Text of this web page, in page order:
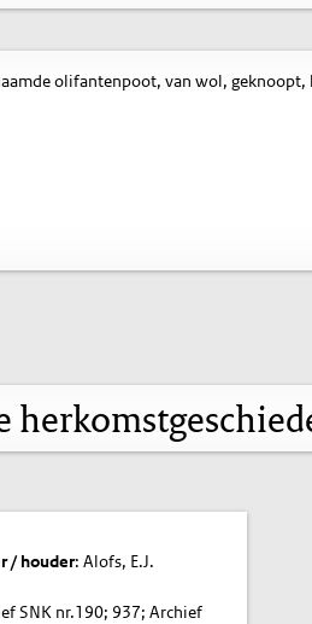
olifantenpoot, van wol,
/ houder: Alofs, E.J.
SNK nr.190; 937; Archief